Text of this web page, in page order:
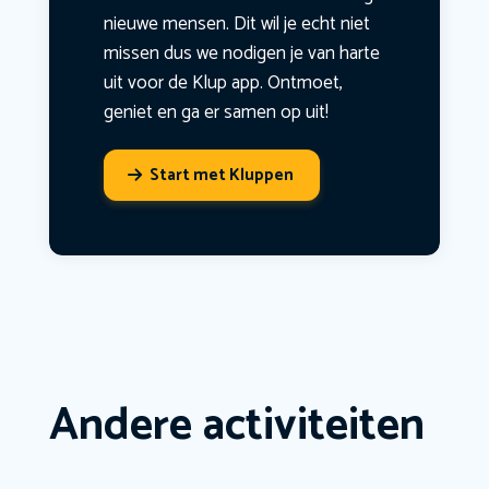
nieuwe mensen. Dit wil je echt niet
missen dus we nodigen je van harte
uit voor de Klup app. Ontmoet,
geniet en ga er samen op uit!
Start met Kluppen
Andere activiteiten